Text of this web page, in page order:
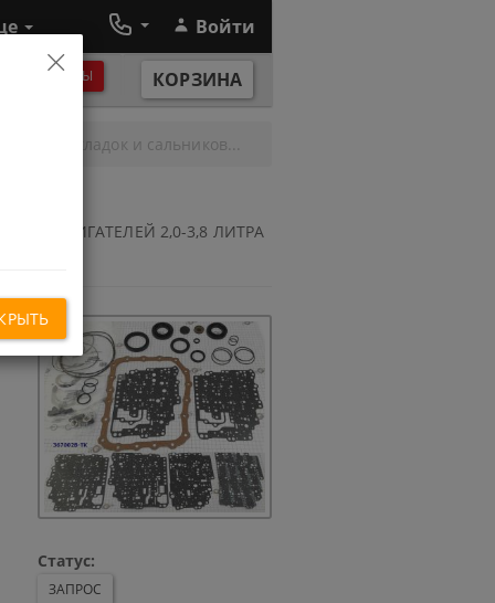
Войти
РАБОТЫ КОРЗИНА
прокладок и сальников...
ДЛЯ ДВИГАТЕЛЕЙ 2,0-3,8 ЛИТРА
Статус:
ЗАПРОС
×